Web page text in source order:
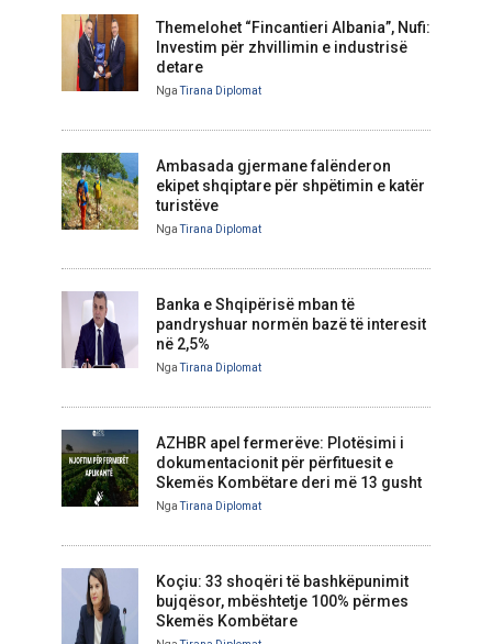
Themelohet “Fincantieri Albania”, Nufi:
Investim për zhvillimin e industrisë
detare
NgaTirana Diplomat
Ambasada gjermane falënderon
ekipet shqiptare për shpëtimin e katër
turistëve
NgaTirana Diplomat
Banka e Shqipërisë mban të
pandryshuar normën bazë të interesit
në 2,5%
NgaTirana Diplomat
AZHBR apel fermerëve: Plotësimi i
dokumentacionit për përfituesit e
Skemës Kombëtare deri më 13 gusht
NgaTirana Diplomat
Koçiu: 33 shoqëri të bashkëpunimit
bujqësor, mbështetje 100% përmes
Skemës Kombëtare